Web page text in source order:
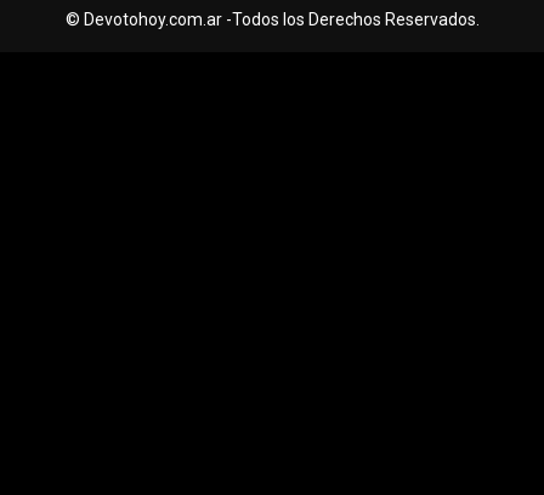
© Devotohoy.com.ar -Todos los Derechos Reservados.